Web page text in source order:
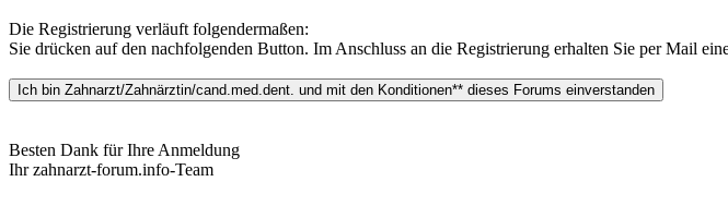
Die Registrierung verläuft folgendermaßen:
Sie drücken auf den nachfolgenden Button. Im Anschluss an die Registrierung erhalten Sie per Mail
Besten Dank für Ihre Anmeldung
Ihr zahnarzt-forum.info-Team